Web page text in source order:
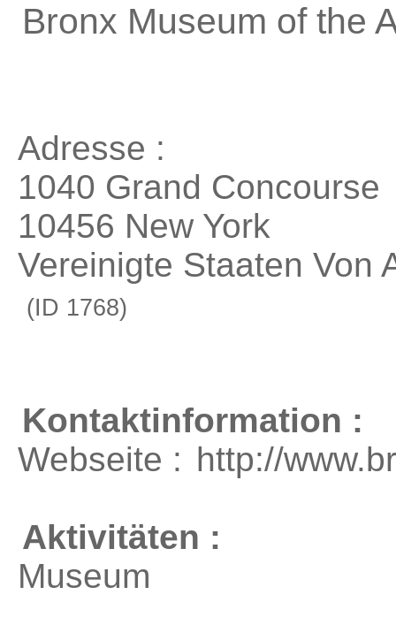
Bronx Museum of the
Adresse :
1040 Grand Concourse
10456 New York
Vereinigte Staaten Von
(ID 1768)
Kontaktinformation :
Webseite : http://
Aktivitäten :
Museum